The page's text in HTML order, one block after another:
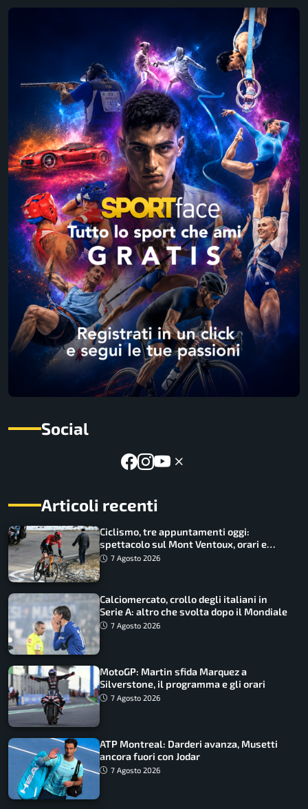
Social
Articoli recenti
Ciclismo, tre appuntamenti oggi:
spettacolo sul Mont Ventoux, orari e
come vederli
7 Agosto 2026
Calciomercato, crollo degli italiani in
Serie A: altro che svolta dopo il Mondiale
7 Agosto 2026
MotoGP: Martin sfida Marquez a
Silverstone, il programma e gli orari
7 Agosto 2026
ATP Montreal: Darderi avanza, Musetti
ancora fuori con Jodar
7 Agosto 2026